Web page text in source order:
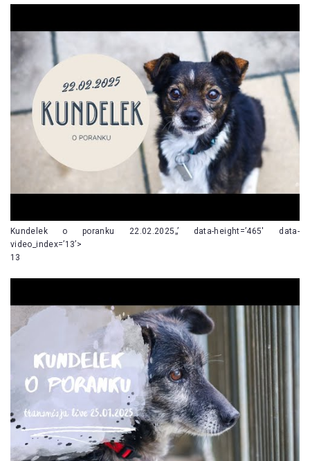
Kundelek o poranku 22.02.2025„’ data-height=’465′ data-
video_index=’13’>
13